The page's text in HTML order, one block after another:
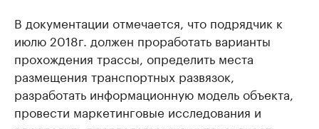
В документации отмечается, что подрядчик к
июлю 2018г. должен проработать варианты
прохождения трассы, определить места
размещения транспортных развязок,
разработать информационную модель объекта,
провести маркетинговые исследования и